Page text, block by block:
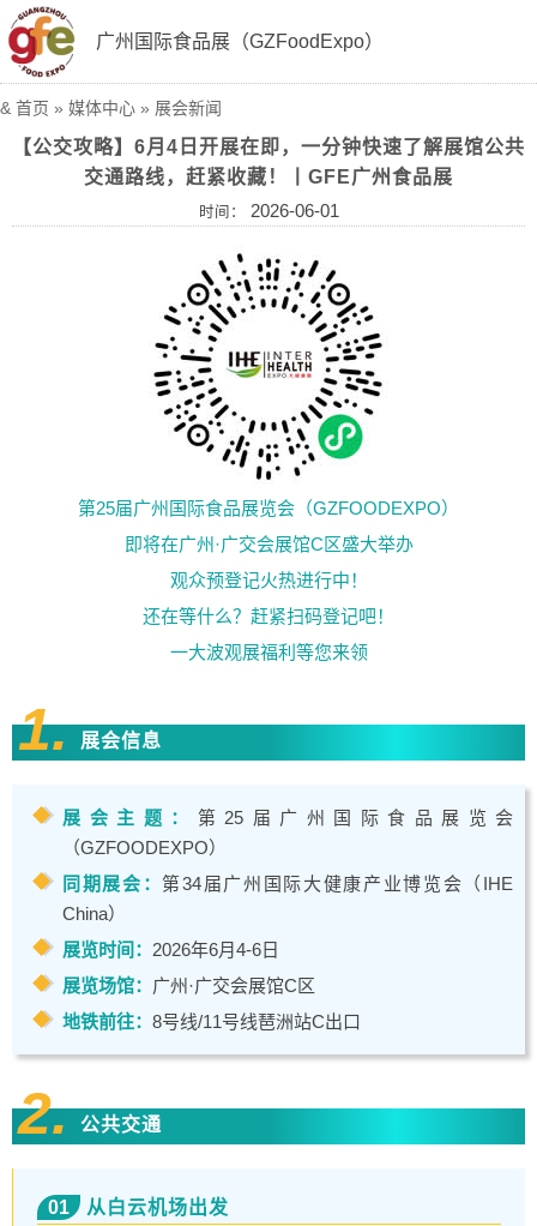
广州国际食品展（GZFoodExpo）
& 首页 » 媒体中心 » 展会新闻
【公交攻略】6月4日开展在即，一分钟快速了解展馆公共
交通路线，赶紧收藏！丨GFE广州食品展
时间： 2026-06-01
第25届广州国际食品展览会（GZFOODEXPO）
即将在广州·广交会展馆C区盛大举办
观众预登记火热进行中！
还在等什么？赶紧扫码登记吧！
一大波观展福利等您来领
1. 展会信息
展会主题： 第25届广州国际食品展览会
（GZFOODEXPO）
同期展会： 第34届广州国际大健康产业博览会（IHE
China）
展览时间： 2026年6月4-6日
展览场馆： 广州·广交会展馆C区
地铁前往： 8号线/11号线琶洲站C出口
2. 公共交通
01 从白云机场出发